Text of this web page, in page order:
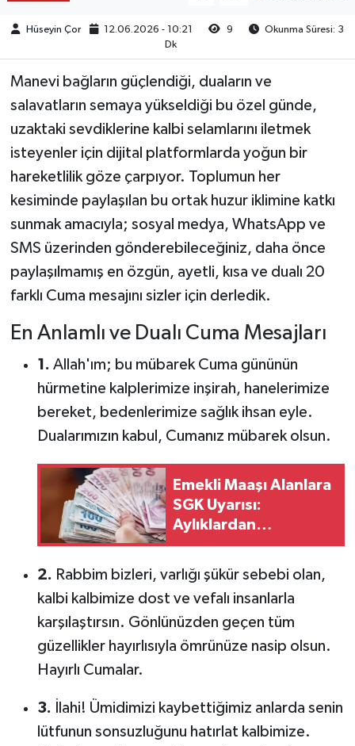
Hüseyin Çor 12.06.2026 - 10:21 9
Okunma Süresi: 3
Dk
Manevi bağların güçlendiği, duaların ve
salavatların semaya yükseldiği bu özel günde,
uzaktaki sevdiklerine kalbi selamlarını iletmek
isteyenler için dijital platformlarda yoğun bir
hareketlilik göze çarpıyor. Toplumun her
kesiminde paylaşılan bu ortak huzur iklimine katkı
sunmak amacıyla; sosyal medya, WhatsApp ve
SMS üzerinden gönderebileceğiniz, daha önce
paylaşılmamış en özgün, ayetli, kısa ve dualı 20
farklı Cuma mesajını sizler için derledik.
En Anlamlı ve Dualı Cuma Mesajları
1. Allah'ım; bu mübarek Cuma gününün
hürmetine kalplerimize inşirah, hanelerimize
bereket, bedenlerimize sağlık ihsan eyle.
Dualarımızın kabul, Cumanız mübarek olsun.
Emekli Maaşı Alanlara
SGK Uyarısı:
Aylıklardan
Kesilmeye Başlandı!
2. Rabbim bizleri, varlığı şükür sebebi olan,
kalbi kalbimize dost ve vefalı insanlarla
karşılaştırsın. Gönlünüzden geçen tüm
güzellikler hayırlısıyla ömrünüze nasip olsun.
Hayırlı Cumalar.
3. İlahi! Ümidimizi kaybettiğimiz anlarda senin
lütfunun sonsuzluğunu hatırlat kalbimize.